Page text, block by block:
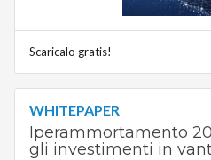
Scaricalo gratis!
WHITEPAPER
Iperammortamento
gli investimenti in